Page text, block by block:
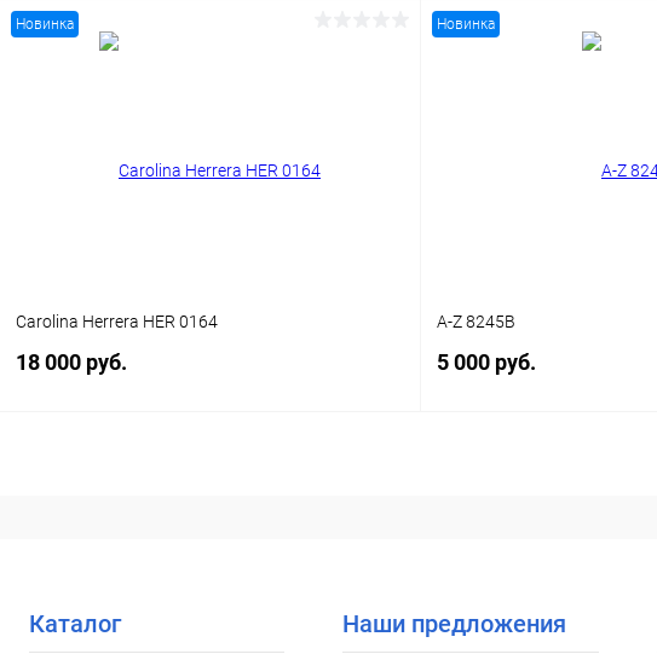
Новинка
Carolina Herrera HER 0164
18 000 руб.
Новинка
A-Z 8245B
5 000 руб.
Каталог Наши предложения